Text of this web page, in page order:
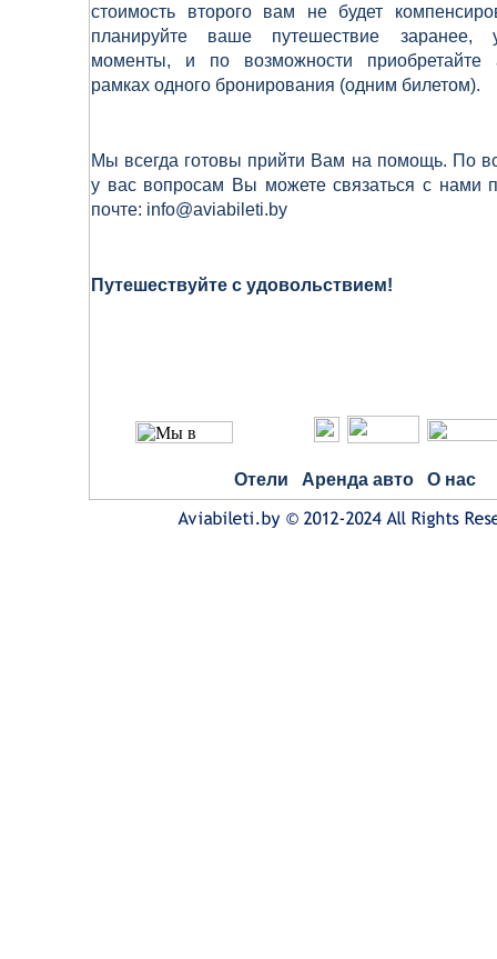
стоимость второго вам не будет
планируйте ваше путешествие заранее,
моменты, и по возможности приобретайте
рамках одного бронирования (одним билетом).
Мы всегда готовы прийти Вам на помощь. По
у вас вопросам Вы можете связаться с нами
почте: info@aviabileti.by
Путешествуйте с удовольствием!
Отели Аренда авто О нас